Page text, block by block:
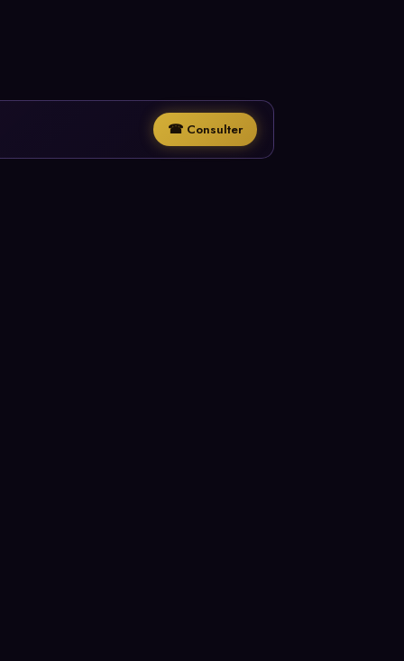
☎ Consulter